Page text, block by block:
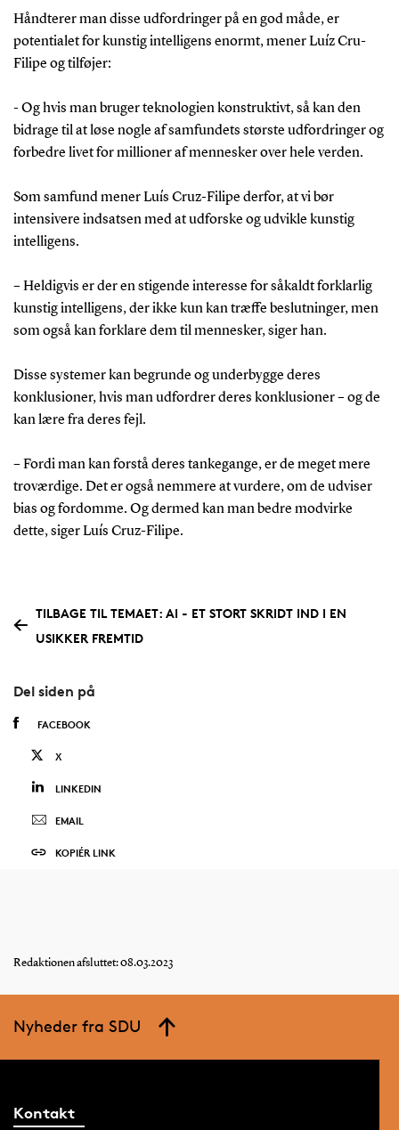
Håndterer man disse udfordringer på en god måde, er
potentialet for kunstig intelligens enormt, mener Luíz Cru-
Filipe og tilføjer:
- Og hvis man bruger teknologien konstruktivt, så kan den
bidrage til at løse nogle af samfundets største udfordringer og
forbedre livet for millioner af mennesker over hele verden.
Som samfund mener Luís Cruz-Filipe derfor, at vi bør
intensivere indsatsen med at udforske og udvikle kunstig
intelligens.
– Heldigvis er der en stigende interesse for såkaldt forklarlig
kunstig intelligens, der ikke kun kan træffe beslutninger, men
som også kan forklare dem til mennesker, siger han.
Disse systemer kan begrunde og underbygge deres
konklusioner, hvis man udfordrer deres konklusioner – og de
kan lære fra deres fejl.
– Fordi man kan forstå deres tankegange, er de meget mere
troværdige. Det er også nemmere at vurdere, om de udviser
bias og fordomme. Og dermed kan man bedre modvirke
dette, siger Luís Cruz-Filipe.
TILBAGE TIL TEMAET: AI - ET STORT SKRIDT IND I EN
USIKKER FREMTID
Del siden på
FACEBOOK
X
LINKEDIN
EMAIL
KOPIÉR LINK
Redaktionen afsluttet: 08.03.2023
Nyheder fra SDU
Kontakt